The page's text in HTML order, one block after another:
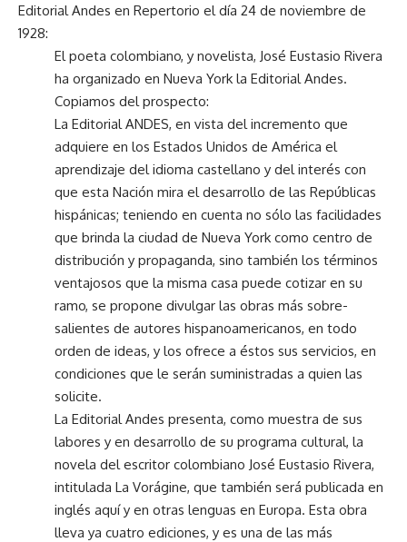
Editorial Andes en Repertorio el día 24 de noviembre de
1928:
El poeta colombiano, y novelista, José Eustasio Rivera
ha organizado en Nueva York la Editorial Andes.
Copiamos del prospecto:
La Editorial ANDES, en vista del incremento que
adquiere en los Estados Unidos de América el
aprendizaje del idioma castellano y del interés con
que esta Nación mira el desarrollo de las Repúblicas
hispánicas; teniendo en cuenta no sólo las facilidades
que brinda la ciudad de Nueva York como centro de
distribución y propaganda, sino también los términos
ventajosos que la misma casa puede cotizar en su
ramo, se propone divulgar las obras más sobre-
salientes de autores hispanoamericanos, en todo
orden de ideas, y los ofrece a éstos sus servicios, en
condiciones que le serán suministradas a quien las
solicite.
La Editorial Andes presenta, como muestra de sus
labores y en desarrollo de su programa cultural, la
novela del escritor colombiano José Eustasio Rivera,
intitulada La Vorágine, que también será publicada en
inglés aquí y en otras lenguas en Europa. Esta obra
lleva ya cuatro ediciones, y es una de las más